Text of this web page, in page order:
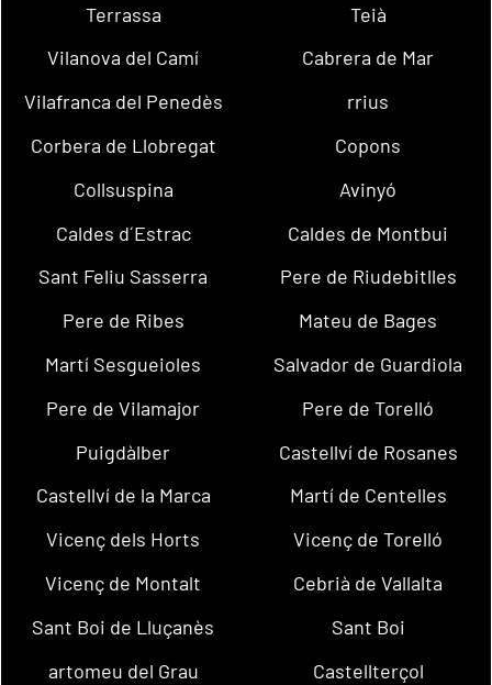
Terrassa
Teià
Vilanova del Camí
Cabrera de Mar
Vilafranca del Penedès
rrius
Corbera de Llobregat
Copons
Collsuspina
Avinyó
Caldes d´Estrac
Caldes de Montbui
Sant Feliu Sasserra
Pere de Riudebitlles
Pere de Ribes
Mateu de Bages
Martí Sesgueioles
Salvador de Guardiola
Pere de Vilamajor
Pere de Torelló
Puigdàlber
Castellví de Rosanes
Castellví de la Marca
Martí de Centelles
Vicenç dels Horts
Vicenç de Torelló
Vicenç de Montalt
Cebrià de Vallalta
Sant Boi de Lluçanès
Sant Boi
artomeu del Grau
Castellterçol